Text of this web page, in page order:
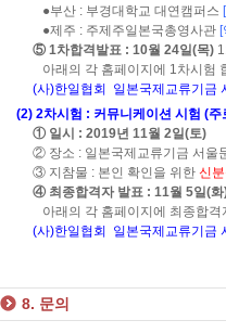
●부산 : 부경대학교 대연캠퍼스
●제주 : 주제주일본국총영사관
⑤ 1차합격발표 : 10월 24일(목)
아래의 각 홈페이지에 1차시험
(사)한일협회
일본국제교류기금
(2) 2차시험 : 커뮤니케이션 시험 (주
① 일시 : 2019년 11월 2일(토)
② 장소 : 일본국제교류기금 서울
③ 지참물 : 본인 확인을 위한 신
④ 최종합격자 발표 : 11월 5일(화
아래의 각 홈페이지에 최종합격
(사)한일협회
일본국제교류기금
8. 문의